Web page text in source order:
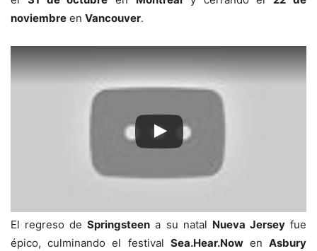
noviembre en Vancouver.
El regreso deSpringsteen a su natal Nueva Jerseyfue
épico, culminando el festival Sea.Hear.NowenAsbury